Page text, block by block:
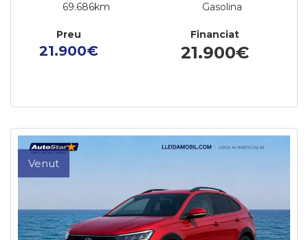
69.686km Gasolina
Preu
21.900€
Financiat
21.900€
Venut